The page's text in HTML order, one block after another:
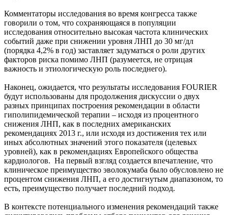
Комментаторы исследования во время конгресса также
говорили о том, что сохраняющаяся в популяции
исследования относительно высокая частота клинических
событий даже при снижении уровня ЛНП до 30 мг/дл
(порядка 4,2% в год) заставляет задуматься о роли других
факторов риска помимо ЛНП (разумеется, не отрицая
важность и этиологическую роль последнего).
Наконец, ожидается, что результаты исследования FOURIER
будут использованы для продолжения дискуссии о двух
разных принципах построения рекомендации в области
гиполипидемической терапии – исходя из процентного
снижения ЛНП, как в последних американских
рекомендациях 2013 г., или исходя из достижения тех или
иных абсолютных значений этого показателя (целевых
уровней), как в рекомендациях Европейского общества
кардиологов. На первый взгляд создается впечатление, что
клиническое преимущество эволокумаба было обусловлено не
процентом снижения ЛНП, а его достигнутым диапазоном, то
есть, преимущество получает последний подход.
В контексте потенциального изменения рекомендаций также